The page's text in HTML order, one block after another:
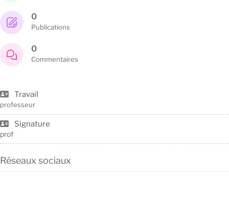
0
Publications
0
Commentaires
Travail
professeur
Signature
prof
Réseaux sociaux